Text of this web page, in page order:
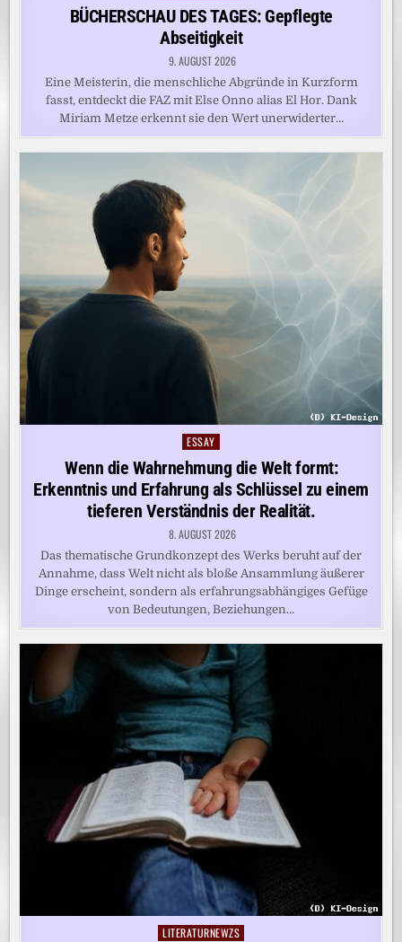
in
BÜCHERSCHAU DES TAGES: Gepflegte
Abseitigkeit
9. AUGUST 2026
Eine Meisterin, die menschliche Abgründe in Kurzform
fasst, entdeckt die FAZ mit Else Onno alias El Hor. Dank
Miriam Metze erkennt sie den Wert unerwiderter…
Posted
in
ESSAY
Wenn die Wahrnehmung die Welt formt:
Erkenntnis und Erfahrung als Schlüssel zu einem
tieferen Verständnis der Realität.
8. AUGUST 2026
Das thematische Grundkonzept des Werks beruht auf der
Annahme, dass Welt nicht als bloße Ansammlung äußerer
Dinge erscheint, sondern als erfahrungsabhängiges Gefüge
von Bedeutungen, Beziehungen…
Posted
LITERATURNEWZS